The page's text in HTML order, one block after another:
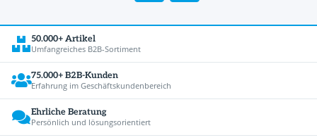
50.000+ Artikel
Umfangreiches B2B-Sortiment
75.000+ B2B-Kunden
Erfahrung im Geschäftskundenbereich
Ehrliche Beratung
Persönlich und lösungsorientiert